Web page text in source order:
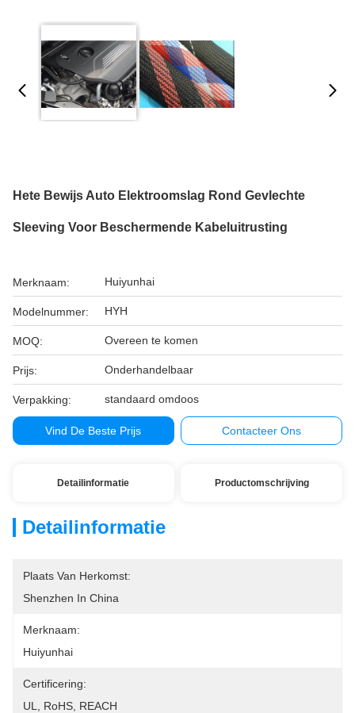
Hete Bewijs Auto Elektroomslag Rond Gevlechte
Sleeving Voor Beschermende Kabeluitrusting
Merknaam: Huiyunhai
Modelnummer: HYH
MOQ: Overeen te komen
Prijs: Onderhandelbaar
Verpakking: standaard omdoos
Vind De Beste Prijs Contacteer Ons
Detailinformatie Productomschrijving
Detailinformatie
Plaats Van Herkomst:
Shenzhen In China
Merknaam:
Huiyunhai
Certificering:
UL, RoHS, REACH